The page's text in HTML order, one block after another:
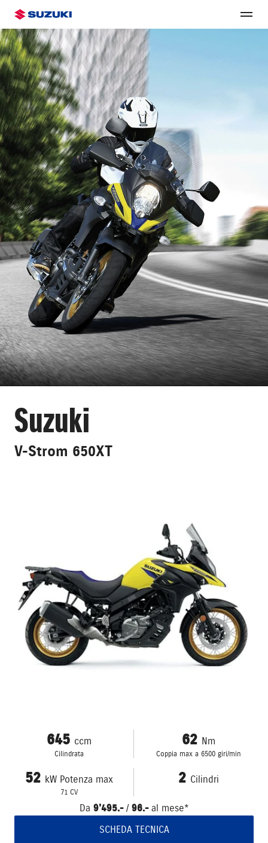
Suzuki
V-Strom 650XT
645 ccm
Cilindrata
62 Nm
Coppia max a 6500 giri/min
52 kW Potenza max
71 CV
2 Cilindri
Da 9'495.- / 96.- al mese*
SCHEDA TECNICA